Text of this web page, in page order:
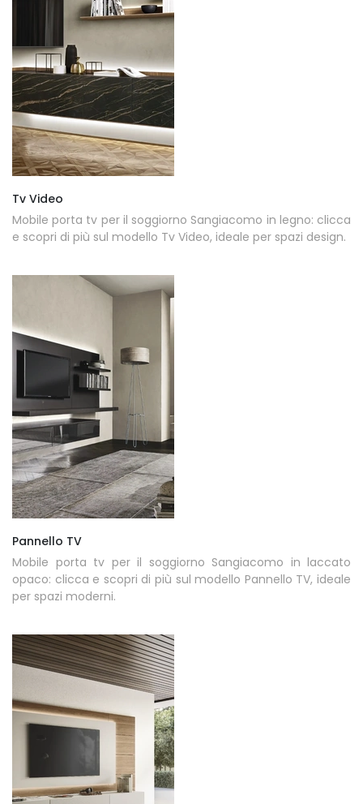
Tv Video
Mobile porta tv per il soggiorno Sangiacomo in legno: clicca
e scopri di più sul modello Tv Video, ideale per spazi design.
Pannello TV
Mobile porta tv per il soggiorno Sangiacomo in laccato
opaco: clicca e scopri di più sul modello Pannello TV, ideale
per spazi moderni.